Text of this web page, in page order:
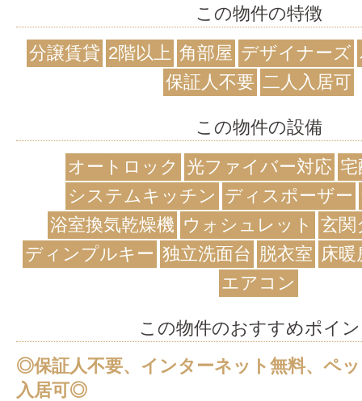
この物件の特徴
分譲賃貸 2階以上 角部屋 デザイナーズ
保証人不要 二人入居可
この物件の設備
オートロック
光ファイバー対応
システムキッチン ディスポーザー
浴室換気乾燥機 ウォシュレット
玄関
ディンプルキー 独立洗面台 脱衣室 床暖
エアコン
この物件のおすすめポイ
◎保証人不要、インターネット無料、ペ
入居可◎